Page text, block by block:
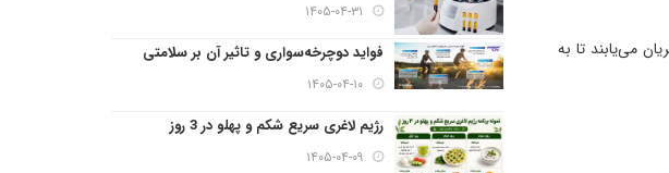
می‌یابند تا به
۱۴۰۵-۰۴-۳۱
فواید دوچرخه‌سواری و تاثیر آن بر سلامتی
۱۴۰۵-۰۴-۱۰
رژیم لاغری سریع شکم و پهلو در 3 روز
۱۴۰۵-۰۴-۰۹